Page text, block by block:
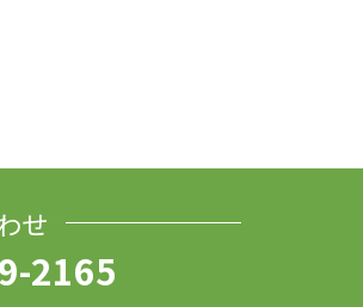
せ
2165